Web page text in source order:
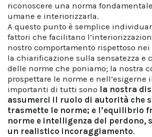
riconoscere una norma
umane e interiorizzarla.
A questo punto è semplice
fattori che facilitano
nostro comportamento rispettoso
la chiarificazione sulla sensatezza e
delle norme che poniamo; la nostra
prospettare le norme e nell’esigerne
importanti di tutti sono
la nostra
assumerci il ruolo di autorità che
trasmette le norme; e l’equilibrio
norme e intelligenza del perdono,
un realistico incoraggiamento.